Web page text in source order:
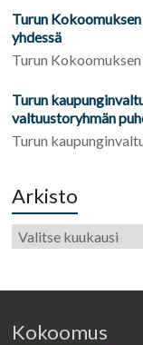
Turun
yhdessä
Turun
Turun
valtuustoryhmän
Turun
Arkisto
Kokoomus